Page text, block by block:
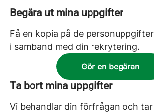
Begära ut mina uppgifter
Få en kopia på de
i samband med din rekrytering.
Gör en begäran
Ta bort mina uppgifter
Vi behandlar din förfrågan och